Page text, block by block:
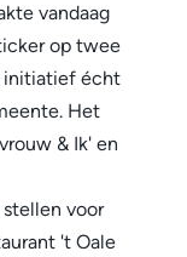
vandaag
op twee
initiatief écht
Het
& Ik' en
voor
't Oale